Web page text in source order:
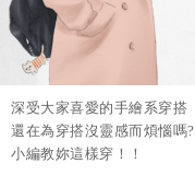
深受大家喜愛的手繪系穿搭
還在為穿搭沒靈感而煩惱嗎?
小編教妳這樣穿！！